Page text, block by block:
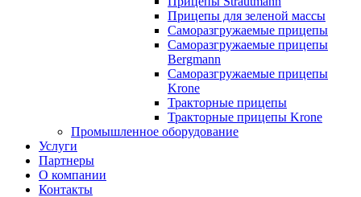
Прицепы для зеленой массы
Саморазгружаемые прицепы
Саморазгружаемые прицепы
Bergmann
Саморазгружаемые прицепы
Krone
Тракторные прицепы
Тракторные прицепы Krone
Промышленное оборудование
Услуги
Партнеры
О компании
Контакты